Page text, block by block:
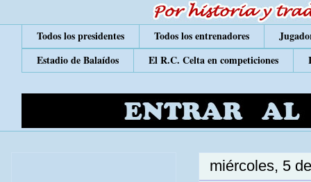
Todos los presidentes Todos los entrenadores
Estadio de Balaídos
El R.C. Celta en competiciones
miércoles, 5